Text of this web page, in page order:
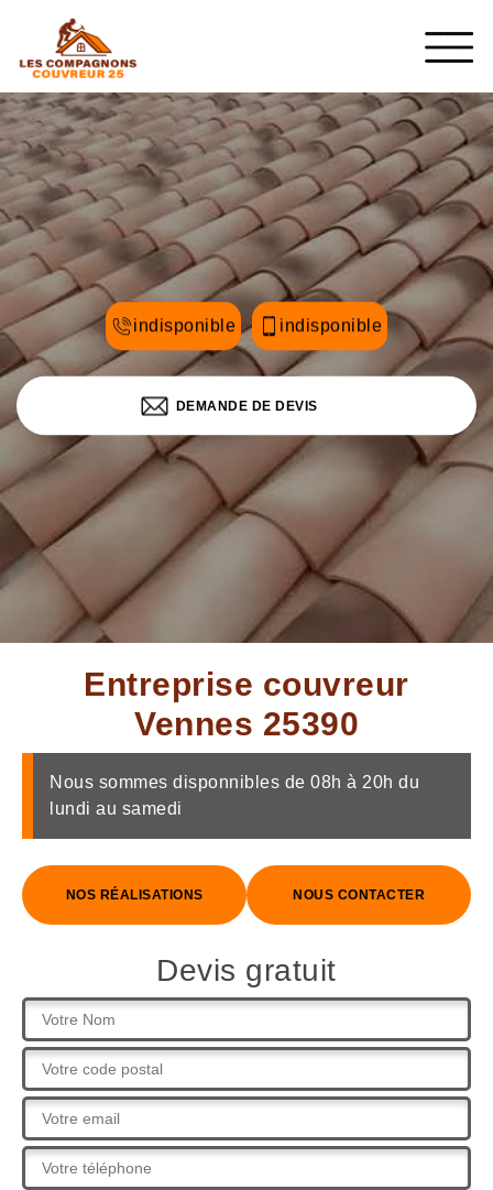
DEMANDE DE DEVIS
Entreprise couvreur
Vennes 25390
Nous sommes disponnibles de 08h à 20h du
lundi au samedi
NOS RÉALISATIONS NOUS CONTACTER
Devis gratuit